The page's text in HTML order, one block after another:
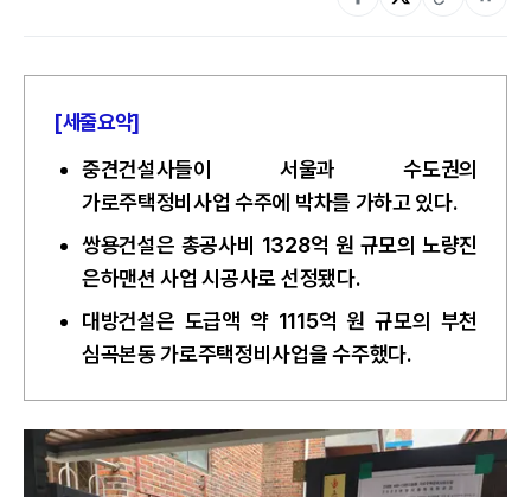
[세줄요약]
중견건설사들이 서울과 수도권의
가로주택정비사업 수주에 박차를 가하고 있다.
쌍용건설은 총공사비 1328억 원 규모의 노량진
은하맨션 사업 시공사로 선정됐다.
대방건설은 도급액 약 1115억 원 규모의 부천
심곡본동 가로주택정비사업을 수주했다.